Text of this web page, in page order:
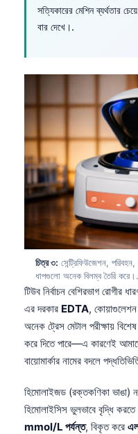
সত্যিকারের মেশিন ব্যর্থতার
বার দেখে।.
চিত্র ৩: সেন্ট্রিফিউজেশন,
ধাপগুলো অনেক বিলম্ব তৈরি করে।.
টিউব নির্বাচন বেশিরভাগ রোগীর
এর দরকার EDTA, কোয়াগুলেশন
অনেক ট্রেস মেটাল পরীক্ষায়
করে দিতে পারে—এ কারণেই
বায়োমার্কার নামের বদলে
হিমোলাইজড (রক্তকণিকা ভাঙা)
হিমোলাইসিস ভুলভাবে বৃদ্ধি করতে
mmol/L পর্যন্ত, বিকৃত করে